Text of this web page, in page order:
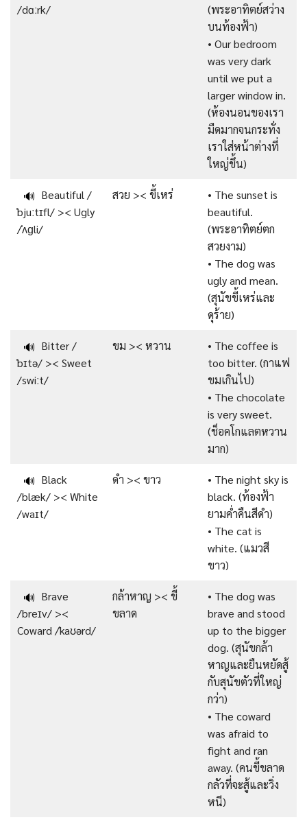
/dɑːrk/
(พระอาทิตย์สว่าง
บนท้องฟ้า)
• Our bedroom
was very dark
until we put a
larger window in.
(ห้องนอนของเรา
มืดมากจนกระทั่ง
เราใส่หน้าต่างที่
ใหญ่ขึ้น)
🔊 Beautiful /
ˈbjuːtɪfl/ >< Ugly
/ˈʌɡli/
สวย >< ขี้เหร่
• The sunset is
beautiful.
(พระอาทิตย์ตก
สวยงาม)
• The dog was
ugly and mean.
(สุนัขขี้เหร่และ
ดุร้าย)
🔊 Bitter /
ˈbɪtə/ >< Sweet
/swiːt/
ขม >< หวาน
• The coffee is
too bitter. (กาแฟ
ขมเกินไป)
• The chocolate
is very sweet.
(ช็อคโกแลตหวาน
มาก)
🔊 Black
/blæk/ >< White
/waɪt/
ดำ >< ขาว
• The night sky is
black. (ท้องฟ้า
ยามค่ำคืนสีดำ)
• The cat is
white. (แมวสี
ขาว)
🔊 Brave
/breɪv/ ><
Coward /ˈkaʊərd/
กล้าหาญ >< ขี้
ขลาด
• The dog was
brave and stood
up to the bigger
dog. (สุนัขกล้า
หาญและยืนหยัดสู้
กับสุนัขตัวที่ใหญ่
กว่า)
• The coward
was afraid to
fight and ran
away. (คนขี้ขลาด
กลัวที่จะสู้และวิ่ง
หนี)